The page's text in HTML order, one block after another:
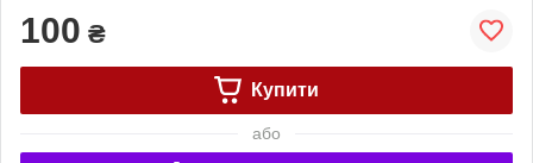
100 ₴
Купити
або